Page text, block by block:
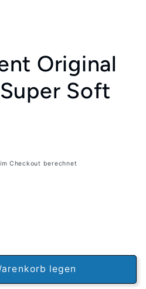
Original
Soft
Checkout berechnet
legen